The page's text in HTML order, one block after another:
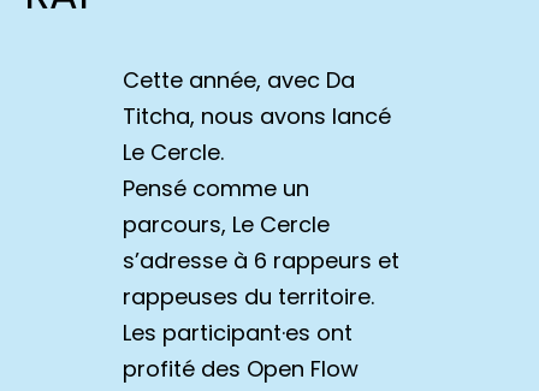
Cette année, avec Da
Titcha, nous avons lancé
Le Cercle.
Pensé comme un
parcours, Le Cercle
s’adresse à 6 rappeurs et
rappeuses du territoire.
Les participant·es ont
profité des Open Flow